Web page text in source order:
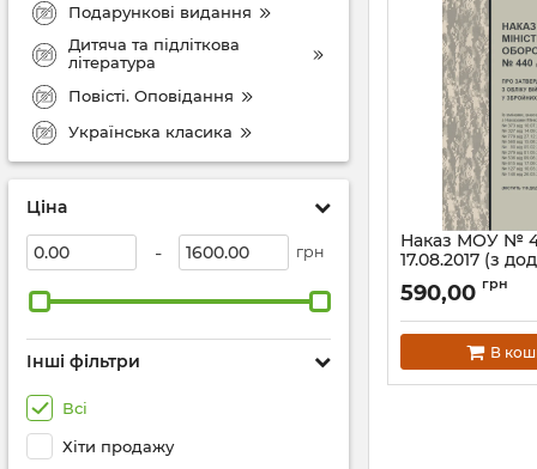
Подарункові видання
Дитяча та підліткова
література
Повісті. Оповідання
Українська класика
Ціна
- грн
Інші фільтри
Всі
Хіти продажу
Наказ МОУ №
17.08.2017 (з
Інструкція з
військового
останніми
26.03.2026)
Н440МОУ
590,00 грн
В